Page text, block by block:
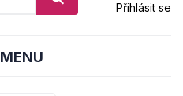
Přihlásit se
MENU